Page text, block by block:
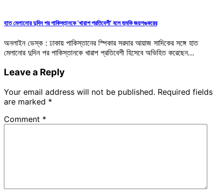
হাত মেলানোর দুদিন পর পাকিস্তানকে ‘খারাপ প্রতিবেশী’ বলে হুমকি জয়শঙ্করের
অনলাইন ডেস্ক : ঢাকায় পাকিস্তানের স্পিকার সরদার আয়াজ সাদিকের সঙ্গে হাত
মেলানোর দুদিন পর পাকিস্তানকে খারাপ প্রতিবেশী হিসেবে অভিহিত করেছেন…
Leave a Reply
Your email address will not be published. Required fields
are marked *
Comment *